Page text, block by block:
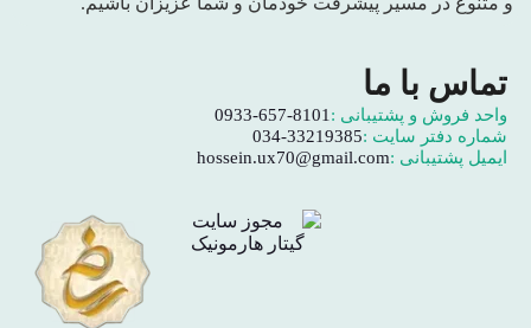
تماس با ما
واحد فروش و پشتیبانی :0933-657-8101
شماره دفتر سایت :034-33219385
ایمیل پشتیبانی :hossein.ux70@gmail.com